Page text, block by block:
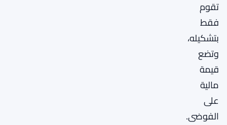
تقوم
فقط
بتشكيله،
وتضع
قيمة
مالية
على
الفوضى.